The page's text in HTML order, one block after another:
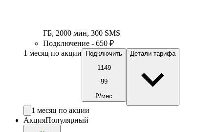
ГБ, 2000 мин, 300 SMS
Подключение - 650 ₽
1 месяц по акции
Подключить
1149
99
₽/мес
Детали тарифа
1 месяц по акции
АкцияПопулярный